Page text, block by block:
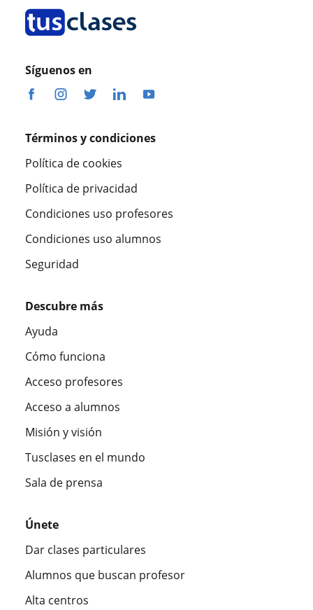
Síguenos en
Términos y condiciones
Política de cookies
Política de privacidad
Condiciones uso profesores
Condiciones uso alumnos
Seguridad
Descubre más
Ayuda
Cómo funciona
Acceso profesores
Acceso a alumnos
Misión y visión
Tusclases en el mundo
Sala de prensa
Únete
Dar clases particulares
Alumnos que buscan profesor
Alta centros